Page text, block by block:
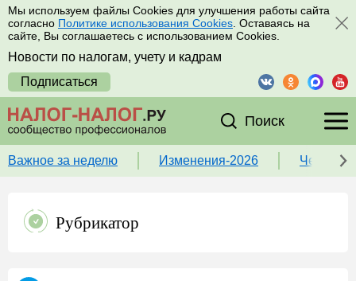
Мы используем файлы Cookies для улучшения работы сайта
согласно Политике использования Cookies . Оставаясь на
сайте, Вы соглашаетесь с использованием Cookies.
Новости по налогам, учету и кадрам
Подписаться
Поиск
Важное за неделю Изменения-2026 Чек-
Рубрикатор